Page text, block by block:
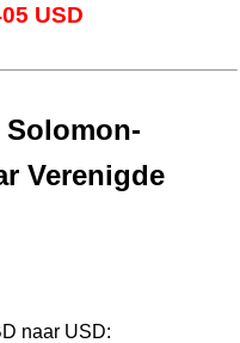
USD
Solomon-
Verenigde
naar USD: